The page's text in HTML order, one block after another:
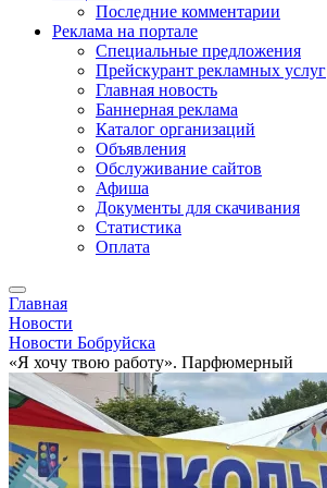
Последние комментарии
Реклама на портале
Специальные предложения
Прейскурант рекламных услуг
Главная новость
Баннерная реклама
Каталог организаций
Объявления
Обслуживание сайтов
Афиша
Документы для скачивания
Статистика
Оплата
Главная
Новости
Новости Бобруйска
«Я хочу твою работу». Парфюмерный